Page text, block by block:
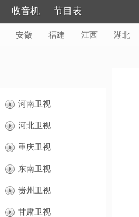
收音机 节目表
安徽 福建 江西 湖北
河南卫视
河北卫视
重庆卫视
东南卫视
贵州卫视
甘肃卫视